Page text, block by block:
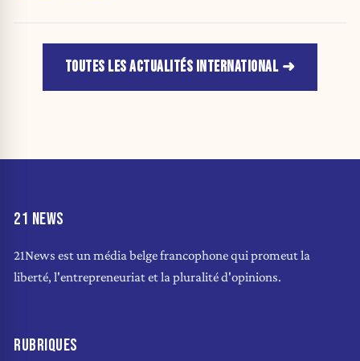
TOUTES LES ACTUALITÉS INTERNATIONAL
21 NEWS
21News est un média belge francophone qui promeut la
liberté, l'entrepreneuriat et la pluralité d'opinions.
RUBRIQUES